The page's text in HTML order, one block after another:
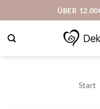
Inhalt
springen
ÜBER
Start